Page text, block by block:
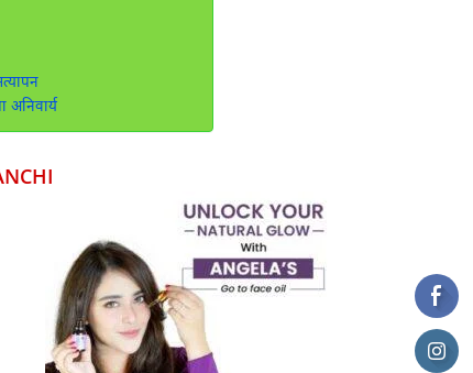
अनिवार्य